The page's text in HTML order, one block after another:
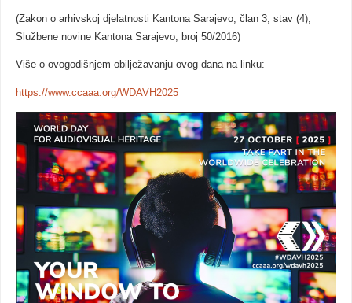
(Zakon o arhivskoj djelatnosti Kantona Sarajevo, član 3, stav (4),
Službene novine Kantona Sarajevo, broj 50/2016)
Više o ovogodišnjem obilježavanju ovog dana na linku:
https://www.ccaaa.org/WDAVH2025